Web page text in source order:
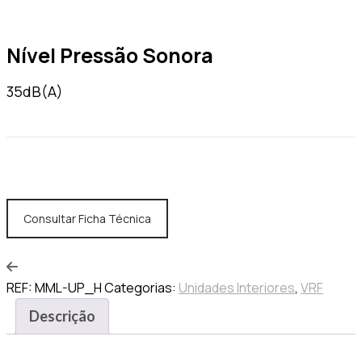
Nível Pressão Sonora
35dB(A)
Consultar Ficha Técnica
REF:MML-UP_HCategorias: Unidades Interiores, VRF
Descrição